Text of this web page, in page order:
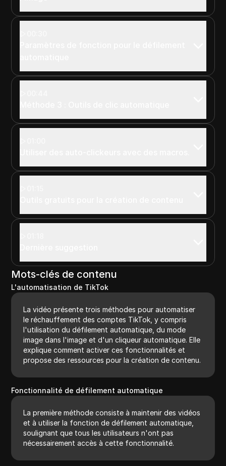
Mots-clés de contenu
L'automatisation de TikTok
La vidéo présente trois méthodes pour automatiser
le réchauffement des comptes TikTok, y compris
l'utilisation du défilement automatique, du mode
image dans l'image et d'un cliqueur automatique. Elle
explique comment activer ces fonctionnalités et
propose des ressources pour la création de contenu.
Fonctionnalité de défilement automatique
La première méthode consiste à maintenir des vidéos
et à utiliser la fonction de défilement automatique,
soulignant que tous les utilisateurs n'ont pas
nécessairement accès à cette fonctionnalité.